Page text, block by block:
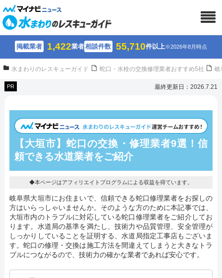
掲載業者 1,422業者相談件数 55,710件以上※2026年8月時点
水まわりのレスキューガイド 蛇口・水栓の交換修理業者おすすめ5社 岐
PR 最終更新日：2026.7.21
【大垣市】蛇口の交換・修理業者9選！信
頼できる水道業者をご紹介
◆本ページはアフィリエイトプログラムによる収益を得ています。
岐阜県大垣市にお住まいで、信頼できる蛇口修理業者をお探しの
方はいらっしゃいませんか。そのような方のために本記事では、
大垣市内のトラブルに対応している蛇口修理業者をご紹介してお
ります。水道局の基準を満たし、技術力や品質管理、安全管理が
しっかりしていることを証明する、水道局指定工事店もございま
す。蛇口の修理・交換は施工方法を間違えてしまうと大きなトラ
ブルにつながるので、技術力の確かな業者であれば安心です。